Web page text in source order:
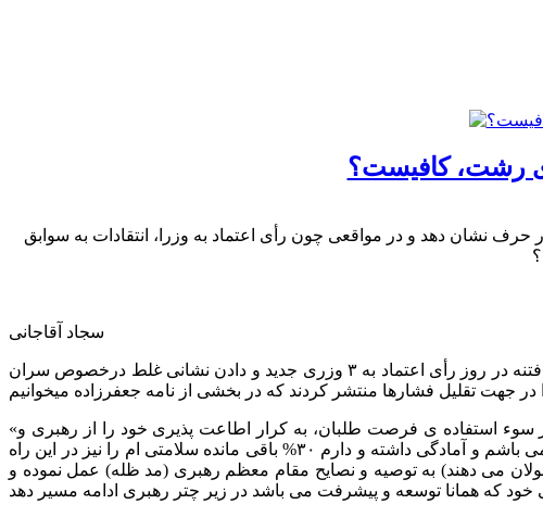
حرف نشان دهد و در مواقعی چون رأی اعتماد به وزرا، انتقادات به سوابق
سجاد آقاجانی
پس از بالا گرفتن دامنه اعتراضات مردم، ایثارگران و خانواده معظم و معزز شهدا به اظهارات زشت جعفرزاده در طلب فراموشی فتنه در روز رأی اعتماد به ۳ وزری جدید و دادن نشانی غلط درخصوص سران
«موارد مطروحه توسط اینجانب هیچگاه در تعارض با فرمایشات مقام معظم رهبری (مد ظله) نبوده و نیست و به جهت جلوگیری از سوء استفاده ی فرصت طلبان، به کرار اطاعت پذیری خود را از رهبری و
مقام عظمای ولایت (مد ظله) در سخنرانی ام متذکر شدم و سرباز مطیع و محض رهبری بوده و مدافع همیشگی اصل ولایت فقیه می باشم و آمادگی داشته و دارم ۳۰% باقی مانده سلامتی ام را نیز در این راه
می دهند) به توصیه و نصایح مقام معظم رهبری (مد ظله) عمل نموده و